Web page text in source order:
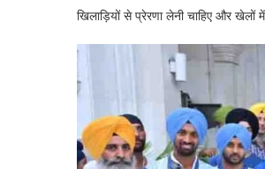
खिलाड़ियों से प्रेरणा लेनी चाहिए और खेलों